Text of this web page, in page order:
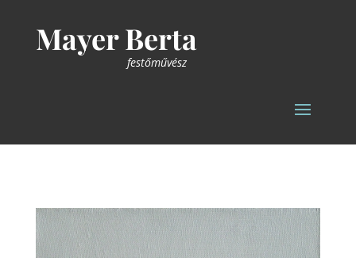
Mayer Berta
festőművész